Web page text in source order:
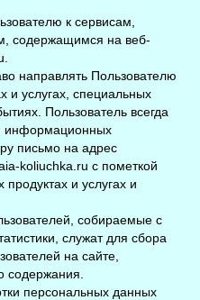
к сервисам,
содержащимся на веб-
направлять Пользователю
и услугах, специальных
Пользователь всегда
информационных
письмо на адрес
koliuchka.ru с пометкой
и услугах и
собираемые с
служат для сбора
на сайте,
содержания.
персональных данных